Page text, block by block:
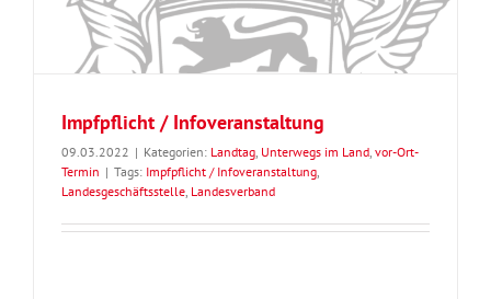
Impfpflicht / Infoveranstaltung
09.03.2022 | Kategorien: Landtag, Unterwegs im Land, vor-Ort-
Termin | Tags: Impfpflicht / Infoveranstaltung,
Landesgeschäftsstelle, Landesverband